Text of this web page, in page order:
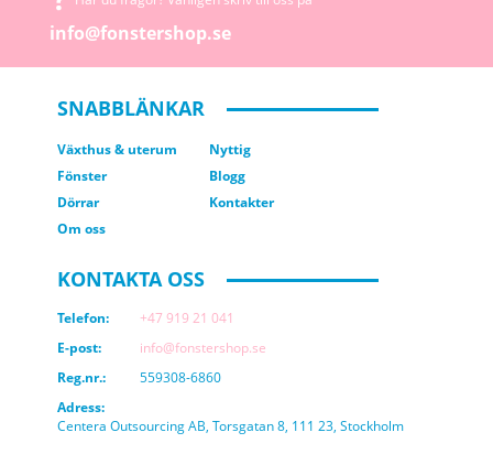
info@fonstershop.se
SNABBLÄNKAR
Växthus & uterum
Fönster
Dörrar
Om oss
Nyttig
Blogg
Kontakter
KONTAKTA OSS
Telefon:
+47 919 21 041
E-post:
info@fonstershop.se
Reg.nr.:
559308-6860
Adress:
Centera Outsourcing AB, Torsgatan 8, 111 23, Stockholm